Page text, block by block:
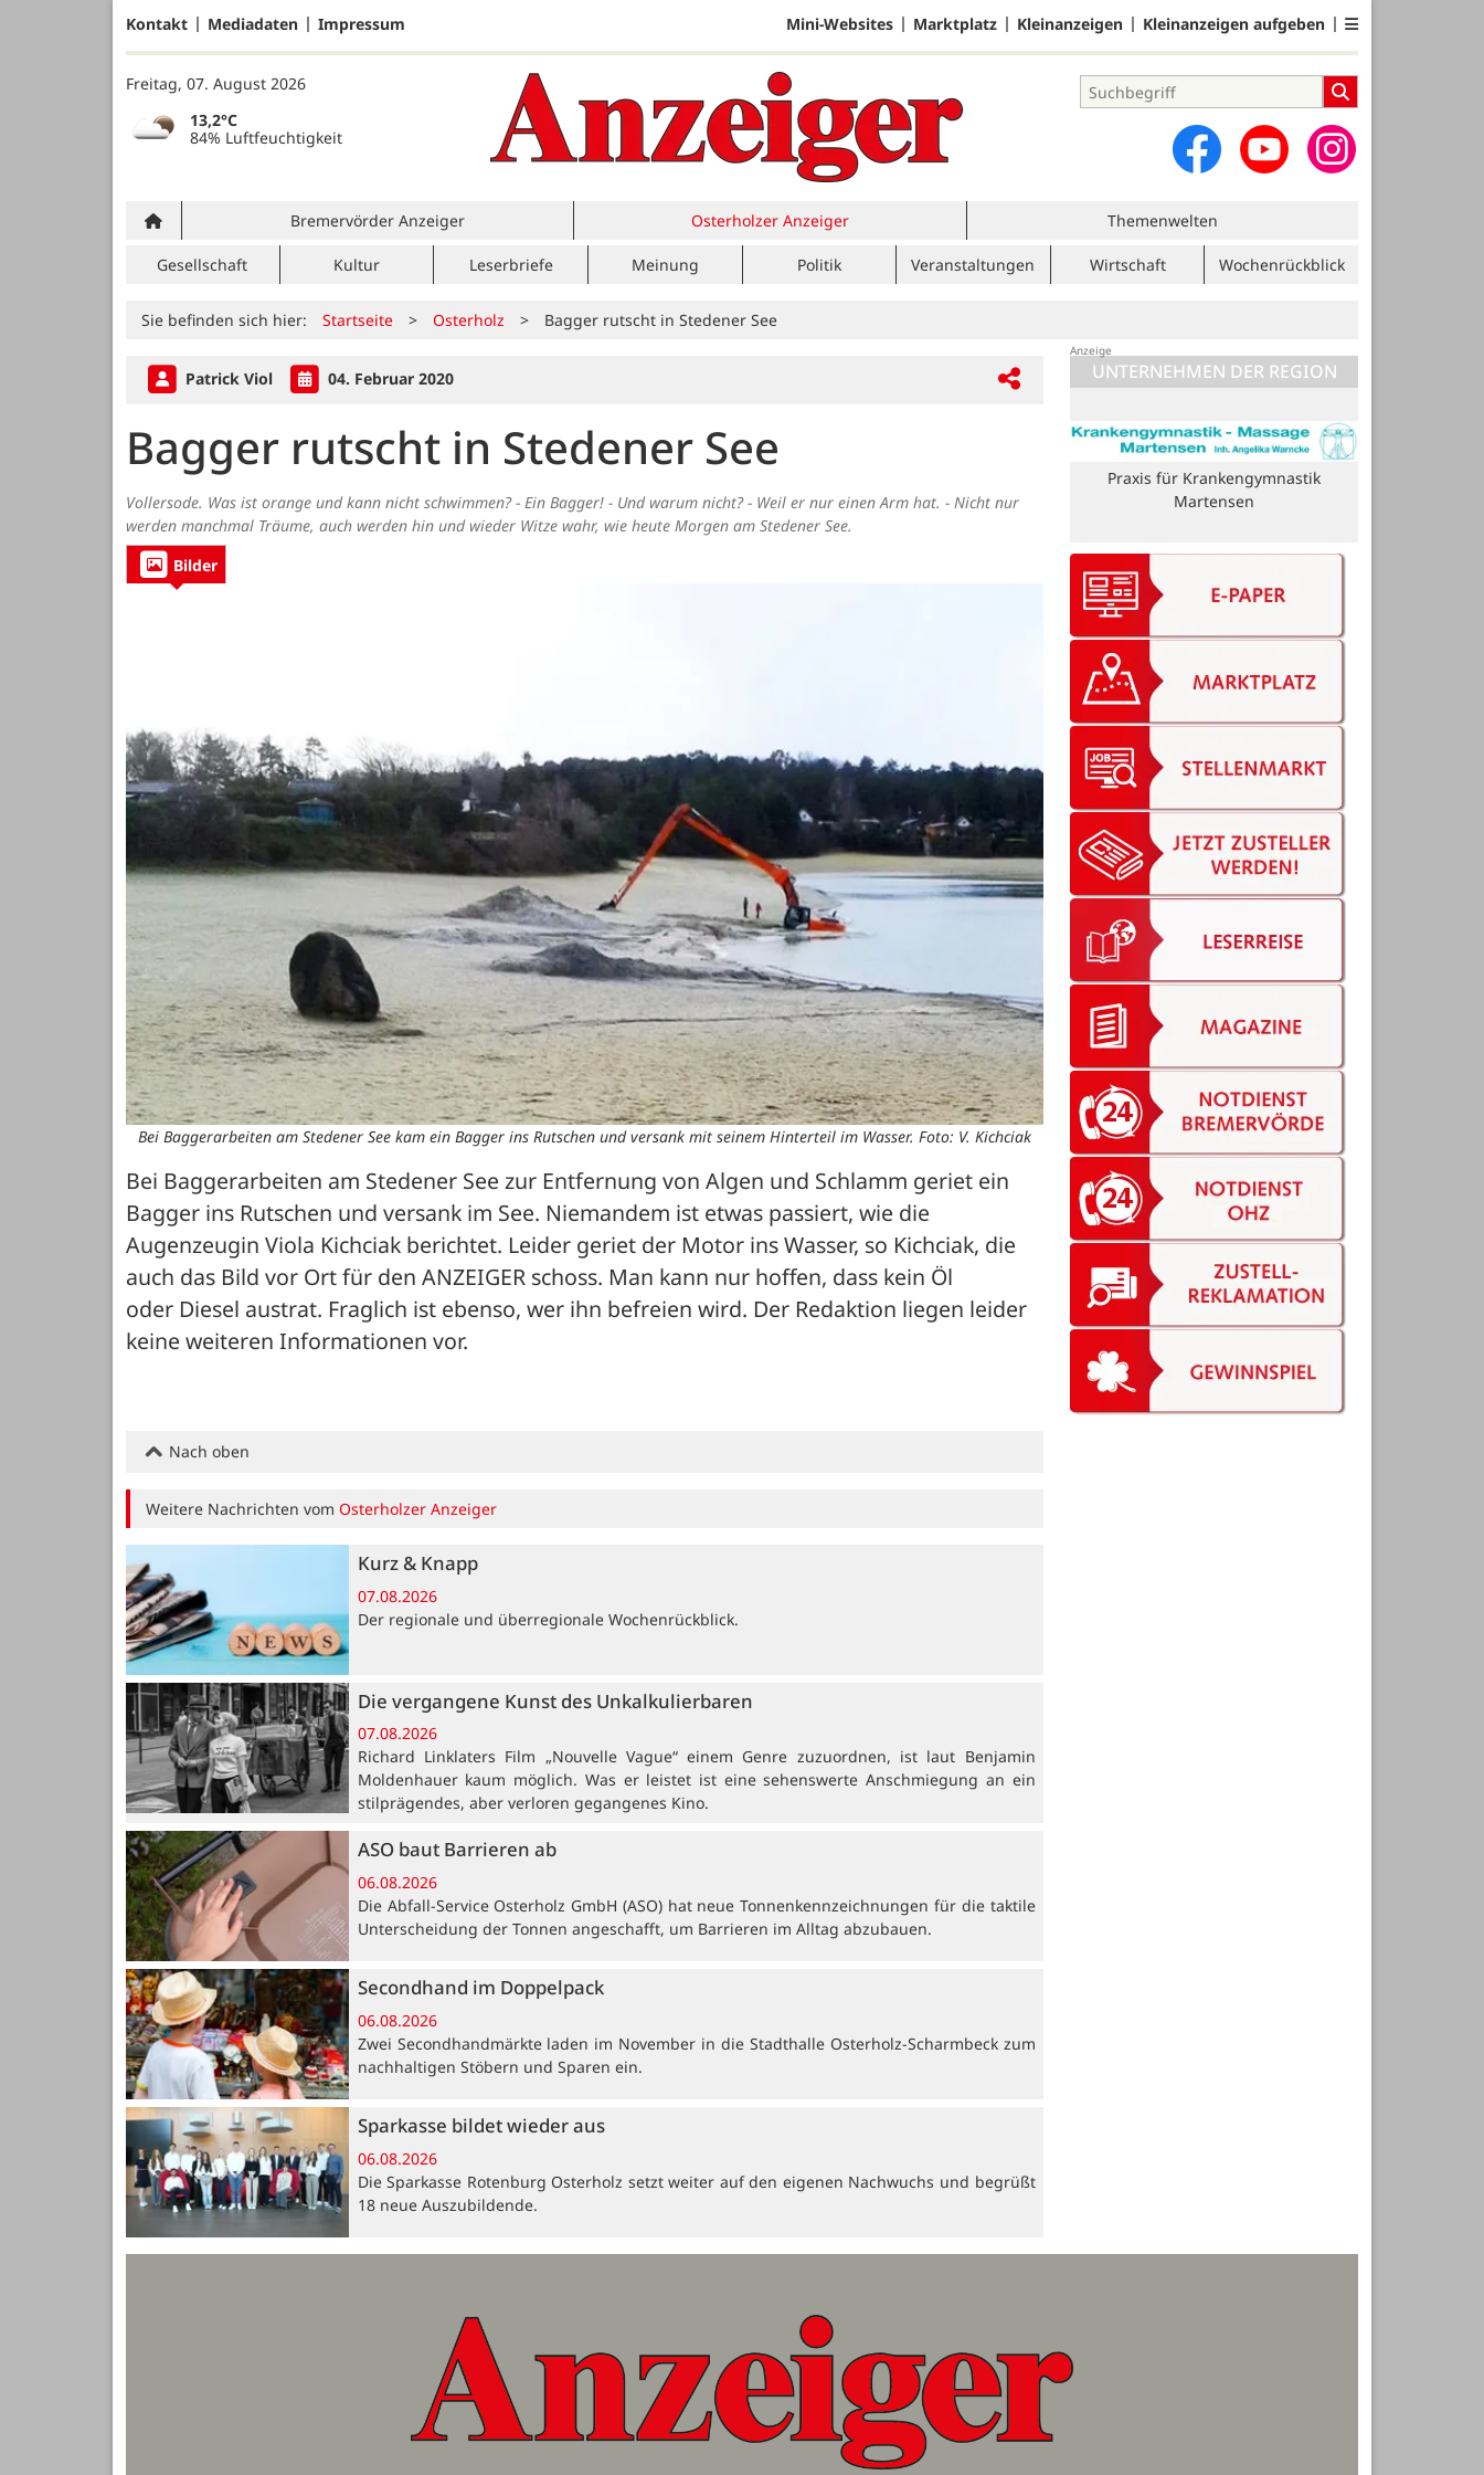
Kontakt Mediadaten Impressum Mini-Websites Marktplatz Kleinanzeigen Kleinanzeigen aufgeben
Freitag, 07. August 2026
13,2°C
84% Luftfeuchtigkeit
Bremervörder Anzeiger Osterholzer Anzeiger Themenwelten
Gesellschaft Kultur Leserbriefe Meinung Politik Veranstaltungen Wirtschaft Wochenrückblick
Sie befinden sich hier: Startseite > Osterholz > Bagger rutscht in Stedener See
Patrick Viol 04. Februar 2020
Bagger rutscht in Stedener See
Vollersode. Was ist orange und kann nicht schwimmen? - Ein Bagger! - Und warum nicht? - Weil er nur einen Arm hat. - Nicht nur
werden manchmal Träume, auch werden hin und wieder Witze wahr, wie heute Morgen am Stedener See.
Bilder
Bei Baggerarbeiten am Stedener See kam ein Bagger ins Rutschen und versank mit seinem Hinterteil im Wasser. Foto: V. Kichciak
Bei Baggerarbeiten am Stedener See zur Entfernung von Algen und Schlamm geriet ein
Bagger ins Rutschen und versank im See. Niemandem ist etwas passiert, wie die
Augenzeugin Viola Kichciak berichtet. Leider geriet der Motor ins Wasser, so Kichciak, die
auch das Bild vor Ort für den ANZEIGER schoss. Man kann nur hoffen, dass kein Öl
oder Diesel austrat. Fraglich ist ebenso, wer ihn befreien wird. Der Redaktion liegen leider
keine weiteren Informationen vor.
Nach oben
Weitere Nachrichten vomOsterholzer Anzeiger
Kurz & Knapp
07.08.2026
Der regionale und überregionale Wochenrückblick.
Die vergangene Kunst des Unkalkulierbaren
07.08.2026
Richard Linklaters Film „Nouvelle Vague“ einem Genre zuzuordnen, ist laut Benjamin
Moldenhauer kaum möglich. Was er leistet ist eine sehenswerte Anschmiegung an ein
stilprägendes, aber verloren gegangenes Kino.
ASO baut Barrieren ab
06.08.2026
Die Abfall-Service Osterholz GmbH (ASO) hat neue Tonnenkennzeichnungen für die taktile
Unterscheidung der Tonnen angeschafft, um Barrieren im Alltag abzubauen.
Secondhand im Doppelpack
06.08.2026
Zwei Secondhandmärkte laden im November in die Stadthalle Osterholz-Scharmbeck zum
nachhaltigen Stöbern und Sparen ein.
Sparkasse bildet wieder aus
06.08.2026
Die Sparkasse Rotenburg Osterholz setzt weiter auf den eigenen Nachwuchs und begrüßt
18 neue Auszubildende.
UNTERNEHMEN DER REGION
Blome Elektrik GmbH